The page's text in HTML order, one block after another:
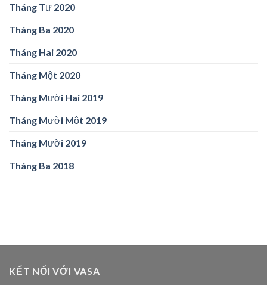
Tháng Tư 2020
Tháng Ba 2020
Tháng Hai 2020
Tháng Một 2020
Tháng Mười Hai 2019
Tháng Mười Một 2019
Tháng Mười 2019
Tháng Ba 2018
KẾT NỐI VỚI VASA